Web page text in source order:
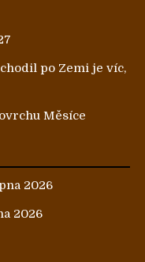
po Zemi je víc,
Měsíce
2026
2026